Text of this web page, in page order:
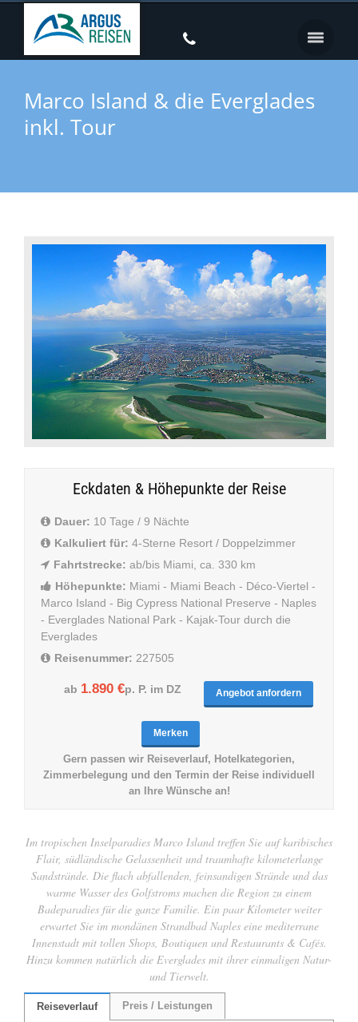
Marco Island & die Everglades
inkl. Tour
Eckdaten & Höhepunkte der Reise
Dauer: 10 Tage / 9 Nächte
Kalkuliert für: 4-Sterne Resort / Doppelzimmer
Fahrtstrecke: ab/bis Miami, ca. 330 km
Höhepunkte: Miami - Miami Beach - Déco-Viertel -
Marco Island - Big Cypress National Preserve - Naples
- Everglades National Park - Kajak-Tour durch die
Everglades
Reisenummer: 227505
ab 1.890 €p. P. im DZ Angebot anfordern
Merken
Gern passen wir Reiseverlauf, Hotelkategorien,
Zimmerbelegung und den Termin der Reise individuell
an Ihre Wünsche an!
Im tropischen Inselparadies Marco Island treffen Sie auf karibisches
Flair, südländische Gelassenheit und traumhafte kilometerlange
Sandstrände. Die flach abfallenden, feinsandigen Strände und das
warme Wasser des Golfstroms machen die Region zu einem
Badeparadies für die ganze Familie. Ein paar Kilometer weiter
erwartet Sie im mondänen Strandbad Naples eine mediterrane
Innenstadt mit tollen Shops, Boutiquen und Restaurants & Cafés.
Hinzu kommen natürlich die Everglades mit ihrer einmaligen Natur-
und Tierwelt.
Reiseverlauf Preis / Leistungen